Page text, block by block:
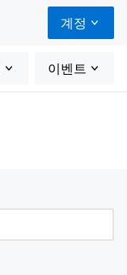
계정
이벤트